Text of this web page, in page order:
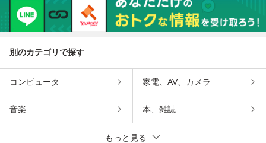
別のカテゴリで探す
コンピュータ 家電、AV、カメラ
音楽 本、雑誌
もっと見る